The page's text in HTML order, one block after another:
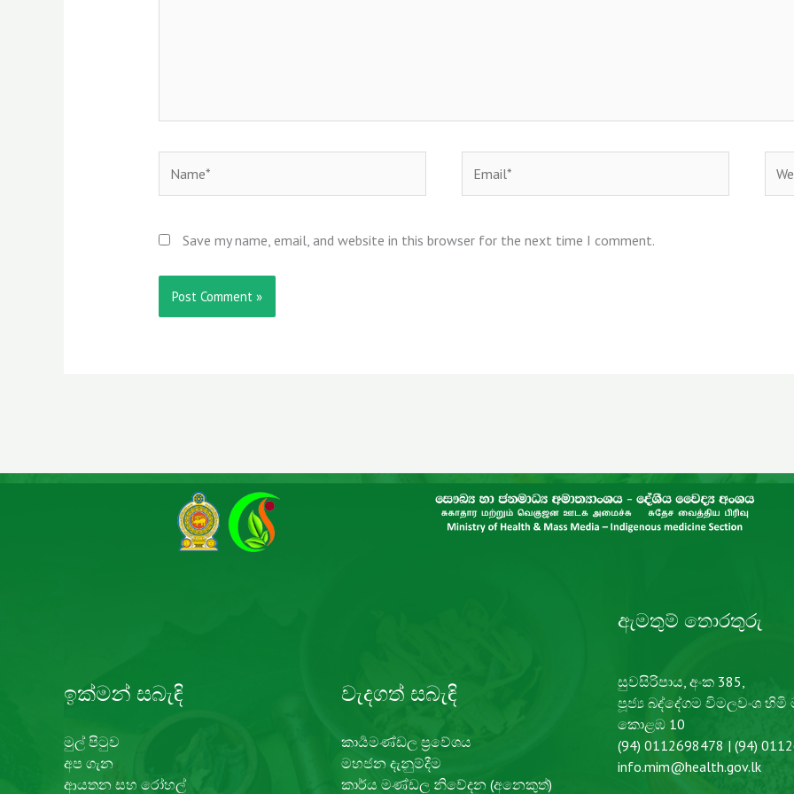
Save my name, email, and website in this browser for the next time I comment.
ඉක්මන් සබැඳි
මුල් පිටුව
අප ගැන
ආයතන සහ රෝහල්
වැදගත් සබැඳි
කාර්‍යමණ්ඩල ප්‍රවේශය​
මහජන දැනුම්දීම
කාර්ය මණ්ඩල නිවේදන (අනෙකුත්)
ඇමතුම් තොරතුරු
සුවසිරිපාය, අංක 385,
පූජ්‍ය බද්දේගම විමලවංශ හිමි
කොළඹ 10
(94) 0112698478 | (94)
info.mim@health.gov.lk